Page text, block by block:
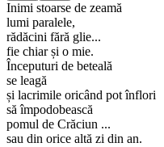
Inimi stoarse de zeamă
lumi paralele,
rădăcini fără glie...
fie chiar și o mie.
Începuturi de beteală
se leagă
și lacrimile oricând pot înflori
să împodobească
pomul de Crăciun ...
sau din orice altă zi din an.